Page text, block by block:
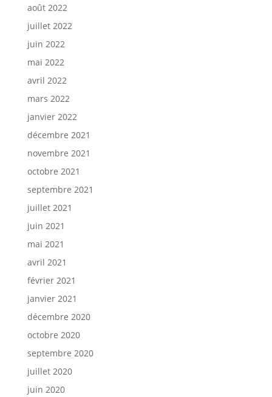
août 2022
juillet 2022
juin 2022
mai 2022
avril 2022
mars 2022
janvier 2022
décembre 2021
novembre 2021
octobre 2021
septembre 2021
juillet 2021
juin 2021
mai 2021
avril 2021
février 2021
janvier 2021
décembre 2020
octobre 2020
septembre 2020
juillet 2020
juin 2020